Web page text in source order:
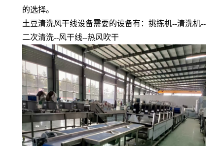
的选择。
土豆清洗风干线设备需要的设备有：挑拣机--清洗机--
二次清洗--风干线--热风吹干